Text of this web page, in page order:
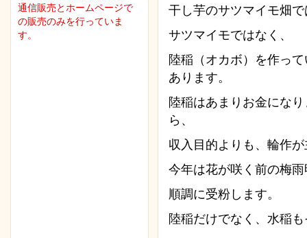
干し芋のサツマイモ畑で
サツマイモではなく、
陸稲（オカボ）を作っ
あります。
陸稲はあまりお金にな
ら、
収入目的よりも、輪作
今年は花が咲く前の梅
順調に受粉します。
陸稲だけでなく、水稲
通信販売とホームページで
の販売のみを行っていま
す。